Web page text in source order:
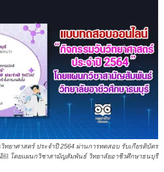
ยาศาสตร์ ประจำปี 2564 ผ่านการทดสอบ รับเกียรติบัตร
￼ โดยแผนกวิชาสามัญสัมพันธ์ วิทยาลัยอาชีวศึกษาธนบุรี